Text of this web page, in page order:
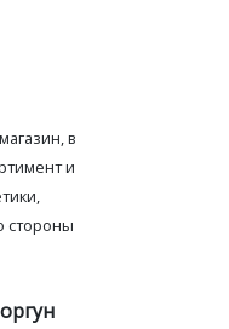
в
и
стороны